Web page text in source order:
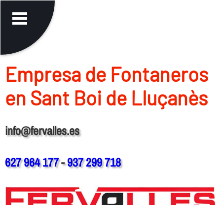
Empresa de Fontaneros
en Sant Boi de Lluçanès
info@fervalles.es
627 964 177-937 299 718